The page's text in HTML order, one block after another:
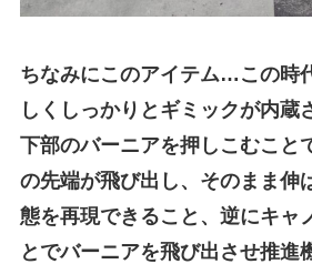
ちなみにこのアイテム…この時
しくしっかりとギミックが内蔵
下部のバーニアを押しこむこと
の先端が飛び出し、そのまま伸
態を再現できること、逆にキャ
とでバーニアを飛び出させ推進